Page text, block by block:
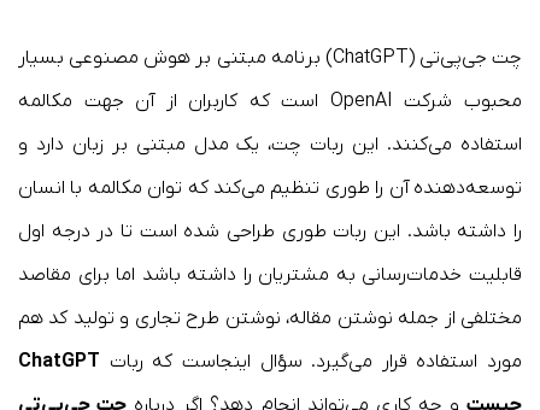
چت جی‌پی‌تی (ChatGPT) برنامه مبتنی بر هوش مصنوعی بسیار
محبوب شرکت OpenAI است که کاربران از آن جهت مکالمه
استفاده می‌کنند. این ربات چت، یک مدل مبتنی بر زبان دارد و
توسعه‌دهنده آن را طوری تنظیم می‌کند که توان مکالمه با انسان
را داشته باشد. این ربات طوری طراحی شده است تا در درجه اول
قابلیت خدمات‌رسانی به مشتریان را داشته باشد اما برای مقاصد
مختلفی از جمله نوشتن مقاله، نوشتن طرح تجاری و تولید کد هم
مورد استفاده قرار می‌گیرد. سؤال اینجاست که ربات ChatGPT
چیستو چه کاری می‌تواند انجام دهد؟ اگر درباره چت جی‌پی‌تی